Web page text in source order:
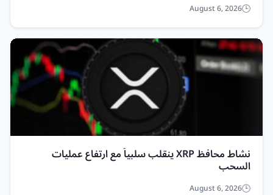
August 6, 2026
نشاط محافظ XRP ينقلب سلبياً مع ارتفاع عمليات
السحب
August 6, 2026